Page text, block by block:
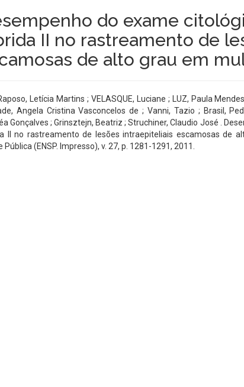
do exame
II no rastreamento de
de alto grau em
Letícia Martins ; VELASQUE, Luciane ; LUZ, Paula
Angela Cristina Vasconcelos de ; Vanni, Tazio ; Brasil,
Gonçalves ; Grinsztejn, Beatriz ; Struchiner, Claudio José .
II no rastreamento de lesões intraepiteliais escamosas de
Pública (ENSP. Impresso), v. 27, p. 1281-1291, 2011.